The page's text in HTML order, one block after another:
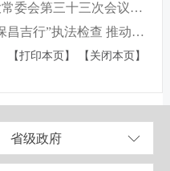
上一篇：昌吉州第十六届人大常委会第三十三次会议召开
下一篇：昌吉州启动“法治环保昌吉行”执法检查 推动大气污染治理 助力美丽蓝天建设
【打印本页】 【关闭本页】
省级政府